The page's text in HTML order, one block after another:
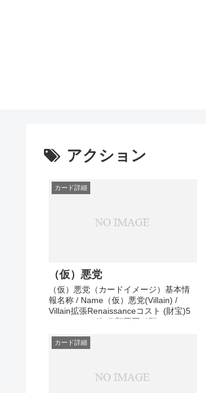
アクション
カード詳細
（仮）悪党
（仮）悪党（カードイメージ）基本情
報名称 / Name（仮）悪党(Villain) /
Villain拡張Renaissanceコスト (財宝)5
コスト (その他)分類王国種類アクショ
備中
カード詳細